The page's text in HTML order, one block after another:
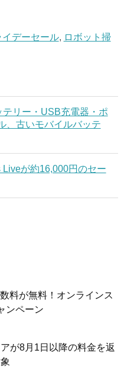
デーセール, ロボット掃
テリー・USB充電器・ポ
、古いモバイルバッテ
が約16,000円のセー
料が無料！オンラインス
ンペーン
が8月1日以降の料金を返